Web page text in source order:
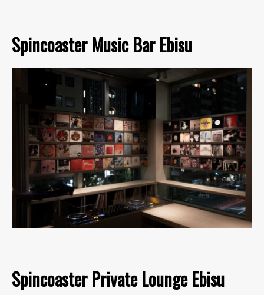
Spincoaster Music Bar Ebisu
Spincoaster Private Lounge Ebisu